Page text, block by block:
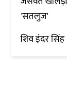
'सतलुज'
शिव इंदर सिंह